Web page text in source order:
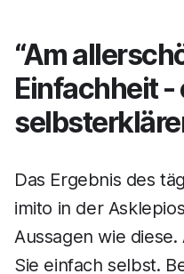
“Am
Einfachheit -
Das Ergebnis des
imito in der
Aussagen wie
Sie einfach selbst.